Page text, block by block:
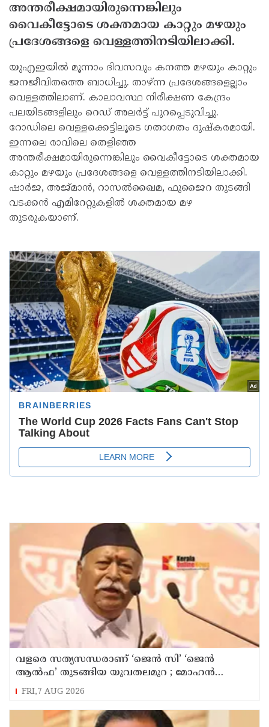
അന്തരീക്ഷമായിരുന്നെങ്കിലും
വൈകീട്ടോടെ ശക്തമായ കാറ്റും മഴയും
പ്രദേശങ്ങളെ വെള്ളത്തിനടിയിലാക്കി.
യുഎഇയില്‍ മൂന്നാം ദിവസവും കനത്ത മഴയും കാറ്റും
ജനജീവിതത്തെ ബാധിച്ചു. താഴ്ന്ന പ്രദേശങ്ങളെല്ലാം
വെള്ളത്തിലാണ്. കാലാവസ്ഥ നിരീക്ഷണ കേന്ദ്രം
പലയിടങ്ങളിലും റെഡ് അലര്‍ട്ട് പുറപ്പെടുവിച്ചു.
റോഡിലെ വെള്ളക്കെട്ടിലൂടെ ഗതാഗതം ദുഷ്‌കരമായി.
ഇന്നലെ രാവിലെ തെളിഞ്ഞ
അന്തരീക്ഷമായിരുന്നെങ്കിലും വൈകീട്ടോടെ ശക്തമായ
കാറ്റും മഴയും പ്രദേശങ്ങളെ വെള്ളത്തിനടിയിലാക്കി.
ഷാര്‍ജ, അജ്മാന്‍, റാസല്‍ഖൈമ, ഫുജൈറ തുടങ്ങി
വടക്കന്‍ എമിറേറ്റുകളില്‍ ശക്തമായ മഴ
തുടരുകയാണ്.
വളരെ സത്യസന്ധരാണ് ‘ജെൻ സി’ ‘ജെൻ
ആൽഫ’ തുടങ്ങിയ യുവതലമുറ ; മോഹൻ
ഭാഗവത്
FRI,7 AUG 2026